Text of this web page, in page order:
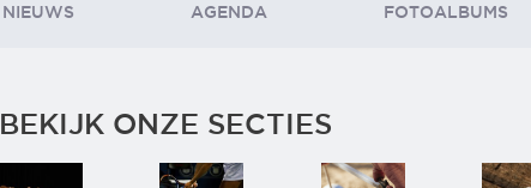
NIEUWS AGENDA FOTOALBUMS
BEKIJK ONZE SECTIES